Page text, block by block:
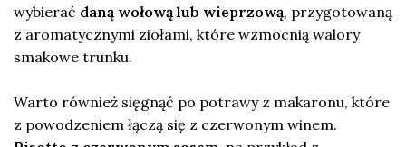
wybierać daną wołową lub wieprzową, przygotowaną
z aromatycznymi ziołami, które wzmocnią walory
smakowe trunku.
Warto również sięgnąć po potrawy z makaronu, które
z powodzeniem łączą się z czerwonym winem.